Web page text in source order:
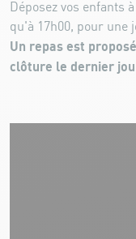
Déposez vos enfants
qu'à 17h00, pour une
Un repas est
clôture le dernier